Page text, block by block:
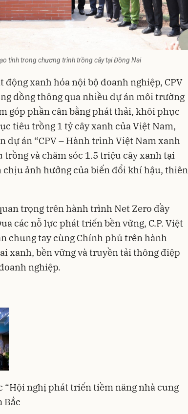
tỉnh trong chương trình trồng cây tại Đồng Nai
động xanh hóa nội bộ doanh nghiệp, CPV
đồng thông qua nhiều dự án môi trường
góp phần cân bằng phát thải, khôi phục
tiêu trồng 1 tỷ cây xanh của Việt Nam,
dự án “CPV – Hành trình Việt Nam xanh
và chăm sóc 1.5 triệu cây xanh tại
ảnh hưởng của biến đổi khí hậu, thiên
trọng trên hành trình Net Zero đầy
các nỗ lực phát triển bền vững, C.P. Việt
chung tay cùng Chính phủ trên hành
xanh, bền vững và truyền tải thông điệp
nghiệp.
“Hội nghị phát triển tiềm năng nhà cung
Bắc